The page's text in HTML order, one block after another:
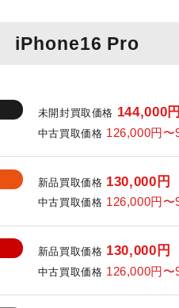
iPhone16 Pro
未開封買取価格 144,000円
中古買取価格 126,000円〜
新品買取価格 130,000円
中古買取価格 126,000円〜
新品買取価格 130,000円
中古買取価格 126,000円〜